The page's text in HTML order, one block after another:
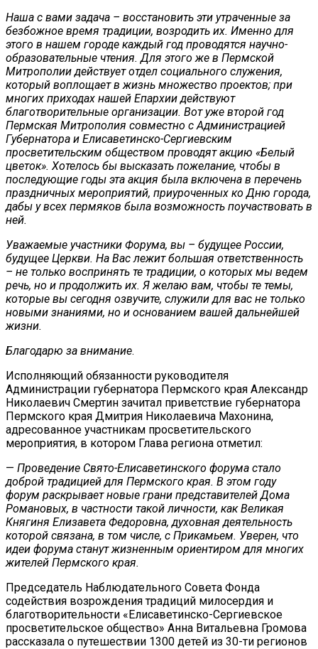
Наша с вами задача – восстановить эти утраченные за
безбожное время традиции, возродить их. Именно для
этого в нашем городе каждый год проводятся научно-
образовательные чтения. Для этого же в Пермской
Митрополии действует отдел социального служения,
который воплощает в жизнь множество проектов; при
многих приходах нашей Епархии действуют
благотворительные организации. Вот уже второй год
Пермская Митрополия совместно с Администрацией
Губернатора и Елисаветинско-Сергиевским
просветительским обществом проводят акцию «Белый
цветок». Хотелось бы высказать пожелание, чтобы в
последующие годы эта акция была включена в перечень
праздничных мероприятий, приуроченных ко Дню города,
дабы у всех пермяков была возможность поучаствовать в
ней.
Уважаемые участники Форума, вы – будущее России,
будущее Церкви. На Вас лежит большая ответственность
– не только воспринять те традиции, о которых мы ведем
речь, но и продолжить их. Я желаю вам, чтобы те темы,
которые вы сегодня озвучите, служили для вас не только
новыми знаниями, но и основанием вашей дальнейшей
жизни.
Благодарю за внимание.
Исполняющий обязанности руководителя
Администрации губернатора Пермского края Александр
Николаевич Смертин зачитал приветствие губернатора
Пермского края Дмитрия Николаевича Махонина,
адресованное участникам просветительского
мероприятия, в котором Глава региона отметил:
— Проведение Свято-Елисаветинского форума стало
доброй традицией для Пермского края. В этом году
форум раскрывает новые грани представителей Дома
Романовых, в частности такой личности, как Великая
Княгиня Елизавета Федоровна, духовная деятельность
которой связана, в том числе, с Прикамьем. Уверен, что
идеи форума станут жизненным ориентиром для многих
жителей Пермского края.
Председатель Наблюдательного Совета Фонда
содействия возрождения традиций милосердия и
благотворительности «Елисаветинско-Сергиевское
просветительское общество» Анна Витальевна Громова
рассказала о путешествии 1300 детей из 30-ти регионов